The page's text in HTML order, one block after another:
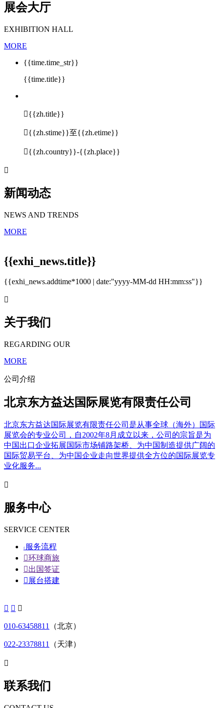
展会大厅
EXHIBITION HALL
MORE
{{time.time_str}}
{{time.title}}
{{zh.title}}
{{zh.stime}}至{{zh.etime}}
{{zh.country}}-{{zh.place}}

新闻动态
NEWS AND TRENDS
MORE
{{exhi_news.title}}
{{exhi_news.addtime*1000 | date:"yyyy-MM-dd HH:mm:ss"}}

关于我们
REGARDING OUR
MORE
公司介绍
北京东方益达国际展览有限责任公司
北京东方益达国际展览有限责任公司是从事全球（海外）国际
展览会的专业公司，自2002年8月成立以来，公司的宗旨是为
中国出口企业拓展国际市场铺路架桥、为中国制造提供广阔的
国际贸易平台、为中国企业走向世界提供全方位的国际展览专
业化服务...

服务中心
SERVICE CENTER
 服务流程
环球商旅
出国签证
 展台搭建
  
010-63458811 （北京）
022-23378811 （天津）

联系我们